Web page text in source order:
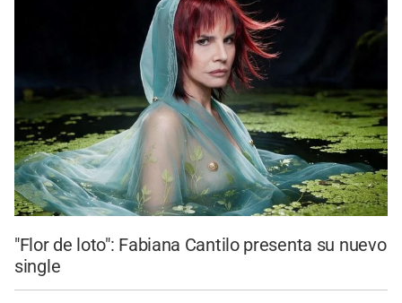
"Flor de loto": Fabiana Cantilo presenta su nuevo
single